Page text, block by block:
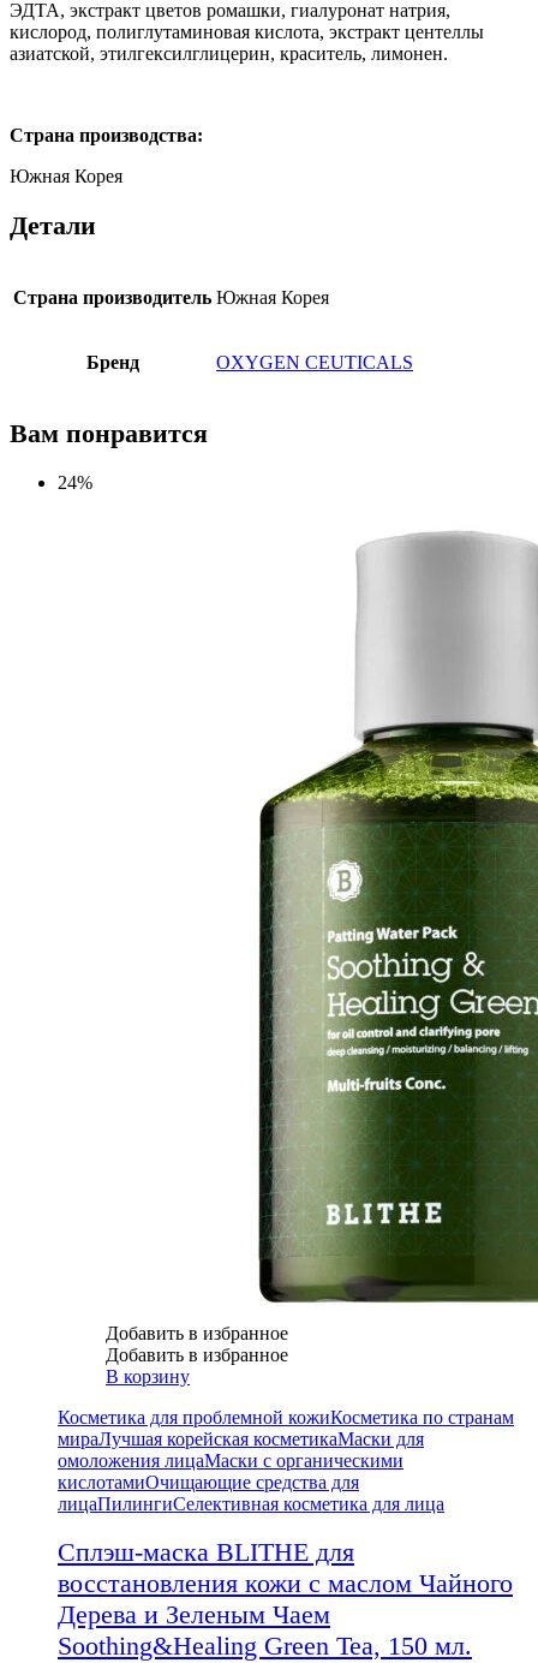
ЭДТА, экстракт цветов ромашки, гиалуронат натрия,
кислород, полиглутаминовая кислота, экстракт центеллы
азиатской, этилгексилглицерин, краситель, лимонен.
Страна производства:
Южная Корея
Детали
Страна производитель Южная Корея
Бренд OXYGEN CEUTICALS
Вам понравится
24%
Добавить в избранное
Добавить в избранное
В корзину
Косметика для проблемной кожиКосметика по странам
мираЛучшая корейская косметикаМаски для
омоложения лицаМаски с органическими
кислотамиОчищающие средства для
лицаПилингиСелективная косметика для лица
Сплэш-маска BLITHE для
восстановления кожи с маслом Чайного
Дерева и Зеленым Чаем
Soothing&Healing Green Tea, 150 мл.